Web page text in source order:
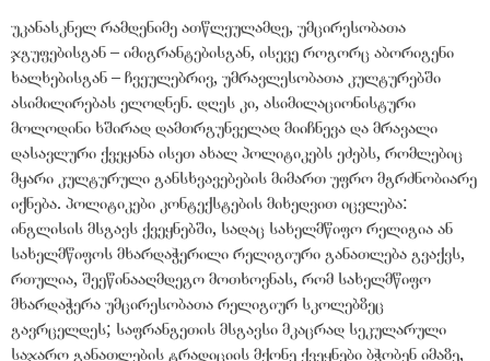
უკანასკნელ რამდენიმე ათწლეულამდე, უმცირესობათა
ჯგუფებისგან – იმიგრანტებისგან, ისევე როგორც აბორიგენი
ხალხებისგან – ჩვეულებრივ, უმრავლესობათა კულტურებში
ასიმილირებას ელოდნენ. დღეს კი, ასიმილაციონისტური
მოლოდინი ხშირად დამთრგუნველად მიიჩნევა და მრავალი
დასავლური ქვეყანა ისეთ ახალ პოლიტიკებს ეძებს, რომლებიც
მყარი კულტურული განსხვავებების მიმართ უფრო მგრძნობიარე
იქნება. პოლიტიკები კონტექსტების მიხედვით იცვლება:
ინგლისის მსგავს ქვეყნებში, სადაც სახელმწიფო რელიგია ან
სახელმწიფოს მხარდაჭერილი რელიგიური განათლება გვაქვს,
რთულია, შეეწინააღმდეგო მოთხოვნას, რომ სახელმწიფო
მხარდაჭერა უმცირესობათა რელიგიურ სკოლებზეც
გავრცელდეს; საფრანგეთის მსგავსი მკაცრად სეკულარული
საჯარო განათლების ტრადიციის მქონე ქვეყნები ბჭობენ იმაზე,